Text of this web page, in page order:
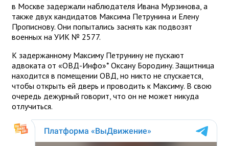
в Москве задержали наблюдателя Ивана Мурзинова, а
также двух кандидатов Максима Петрунина и Елену
Прописнову. Они попытались заснять как подвозят
военных на УИК № 2577.
К задержанному Максиму Петрунину не пускают
адвоката от «ОВД-Инфо»* Оксану Бородину. Защитница
находится в помещении ОВД, но никто не спускается,
чтобы открыть ей дверь и проводить к Максиму. В свою
очередь дежурный говорит, что он не может никуда
отлучиться.